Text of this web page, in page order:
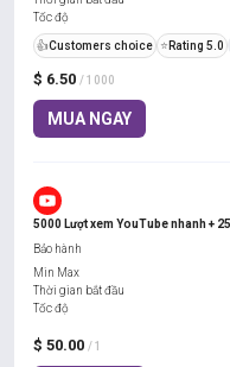
$ 6.50 / 1000
MUA NGAY
Tốc độ
👍Customers choice ⭐ Rating 5.0
5000 Lượt xem YouTube nhanh +
$ 50.00 / 1
Bảo hành
Min Max
Thời gian bắt đầu
Tốc độ